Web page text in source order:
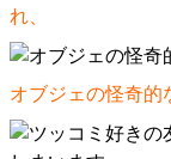
れ、
オブジェの怪奇的